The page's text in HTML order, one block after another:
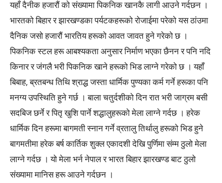
यहाँ दैनीक हजारौं को संख्यामा पिकनिक खानकै लागी आउने गर्दछन ।
भारतको बिहार र झारखण्डका पर्यटकहरूको रोजाईमा परेको यस ठांउमा
दैनिक जसो हजारौं भारतिय हरूको आवत जावत हुने गरेको छ ।
पिकनिक स्टल हरू आबश्यकता अनुसार निर्माण भएका छैनन र पनि नदि
किनार र जंगलै भरी पिकनिक खाने हरूको भिड लाग्ने गरेको छ । यहाँ
बिबाह, ब्रतबन्ध तिथि श्राद्ध जस्ता धार्मिक पुण्यका कर्म गर्ने हरूका पनि
मनग्य उपस्थिति हुने गर्छ । बाला चतुर्दशीको दिन रात भरी जाग्रम बसी
सदबिज छर्ने र पितृ खुशि पार्ने शद्धालुहरूको मेला लाग्ने गर्दछ । हरेक
धार्मिक दिन हरूमा बागमती स्नान गर्ने व्रतालु तिर्थालु हरूको भिड हुने
बागमतीमा हरेक बर्ष कार्तिक शुक्ल एकादशी देखि पुर्णिमा संम्म ठुलो मेला
लाग्ने गर्दछ । यो मेला भर्न नेपाल र भारत बिहार झारखण्ड बाट ठुलो
संख्यामा मानिस हरू आउने गर्दछन ।